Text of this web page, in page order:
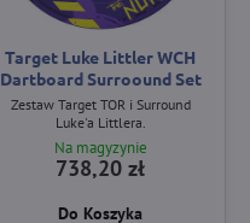
Target Luke Littler WCH
Dartboard Surroound Set
Zestaw Target TOR i Surround
Luke'a Littlera.
Na magyzynie
738,20 zł
Do Koszyka